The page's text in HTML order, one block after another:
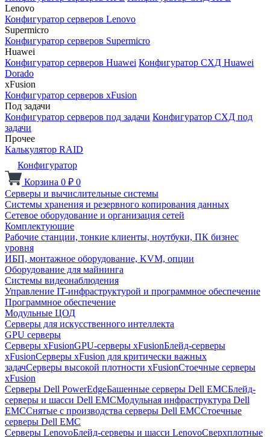
Lenovo
Конфигуратор серверов Lenovo
Supermicro
Конфигуратор серверов Supermicro
Huawei
Конфигуратор серверов Huawei Конфигуратор СХД Huawei
Dorado
xFusion
Конфигуратор серверов xFusion
Под задачи
Конфигуратор серверов под задачи Конфигуратор СХД под
задачи
Прочее
Калькулятор RAID
Конфигуратор
Корзина 0 ₽ 0
Серверы и вычислительные системы
Системы хранения и резервного копирования данных
Сетевое оборудование и организация сетей
Комплектующие
Рабочие станции, тонкие клиенты, ноутбуки, ПК бизнес
уровня
ИБП, монтажное оборудование, KVM, опции
Оборудование для майнинга
Системы видеонаблюдения
Управление IT-инфраструктурой и программное обеспечение
Программное обеспечение
Модульные ЦОД
Серверы для искусственного интеллекта
GPU серверы
Серверы xFusionGPU-серверы xFusionБлейд-серверы
xFusionСерверы xFusion для критически важных
задачСерверы высокой плотности xFusionСтоечные серверы
xFusion
Серверы Dell PowerEdgeБашенные серверы Dell EMCБлейд-
серверы и шасси Dell EMCМодульная инфраструктура Dell
EMCСнятые с производства серверы Dell EMCСтоечные
серверы Dell EMC
Серверы LenovoБлейд-серверы и шасси LenovoСверхплотные